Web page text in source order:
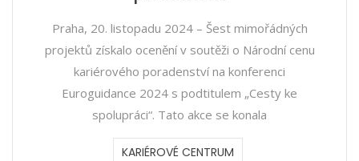
Praha, 20. listopadu 2024 – Šest mimořádných
projektů získalo ocenění v soutěži o Národní cenu
kariérového poradenství na konferenci
Euroguidance 2024 s podtitulem „Cesty ke
spolupráci“. Tato akce se konala
KARIÉROVÉ CENTRUM